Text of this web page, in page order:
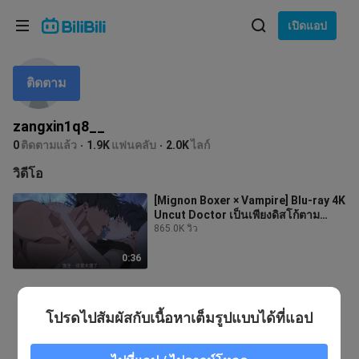
เปิดแอป
zangxin1q8__
0ติดตามแล้ว 1.9Kแฟนคลับ 2.0Kไลก์
ติดตาม
วิดีโอ
0:36
[Mignon Boxer × Vampire] Blu-ray 4K
Uncut Doctor เป็นเพียงดิสโก้ตาม
รสนิยมของฉัน! ตกปลามากเกินไปก็โดน
865.0K วิว
ภาษา: ภาษาไทย
ข้าสู่
ะบบ
เลือกภาษา
English
ภาษาไทย
Tiếng Việt
Bahasa Melayu
โปรดไปสัมผัสกับเนื้อหาเต็มรูปแบบได้ที่แอป